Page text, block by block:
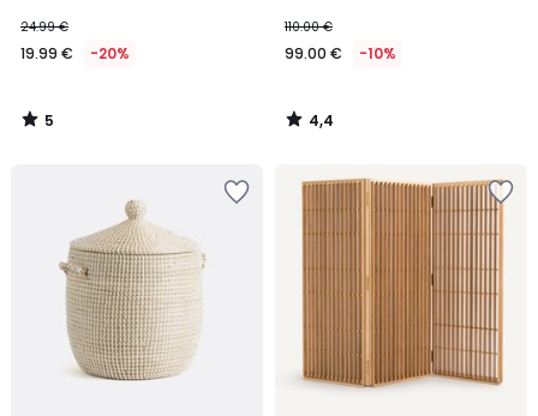
24.99 €
19.99 € -20%
5
/
110.00 €
99.00 € -10%
4,4
/